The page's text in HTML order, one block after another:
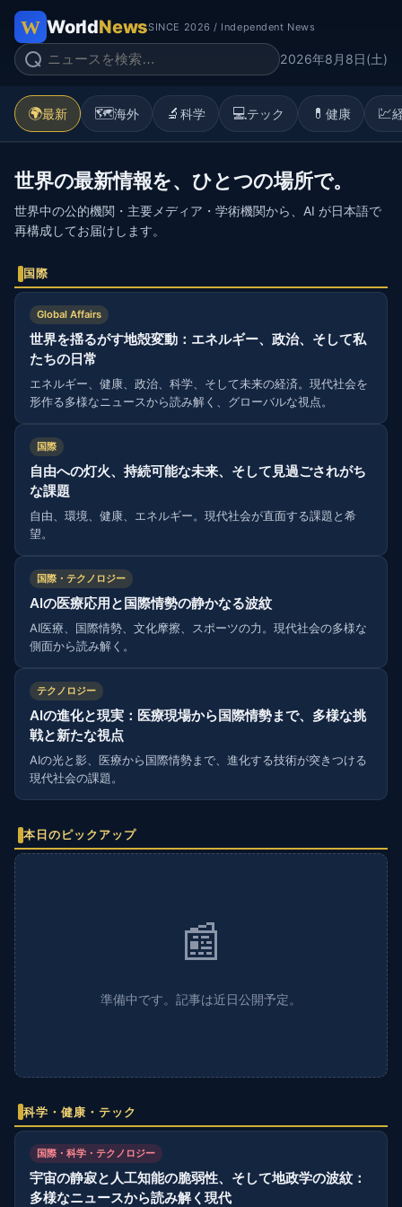
WorldNewsSINCE 2026 / Independent News
2026年8月8日(土)
🌍最新 🗺️海外 🔬 科学 💻テック 💊 健康 💹
世界の最新情報を、ひとつの場所で。
世界中の公的機関・主要メディア・学術機関から、AI が日本語で
再構成してお届けします。
国際
Global Affairs
世界を揺るがす地殻変動：エネルギー、政治、そして私
たちの日常
エネルギー、健康、政治、科学、そして未来の経済。現代社会を
形作る多様なニュースから読み解く、グローバルな視点。
国際
自由への灯火、持続可能な未来、そして見過ごされがち
な課題
自由、環境、健康、エネルギー。現代社会が直面する課題と希
望。
国際・テクノロジー
AIの医療応用と国際情勢の静かなる波紋
AI医療、国際情勢、文化摩擦、スポーツの力。現代社会の多様な
側面から読み解く。
テクノロジー
AIの進化と現実：医療現場から国際情勢まで、多様な挑
戦と新たな視点
AIの光と影、医療から国際情勢まで、進化する技術が突きつける
現代社会の課題。
本日のピックアップ
📰
準備中です。記事は近日公開予定。
科学・健康・テック
国際・科学・テクノロジー
宇宙の静寂と人工知能の脆弱性、そして地政学の波紋：
多様なニュースから読み解く現代